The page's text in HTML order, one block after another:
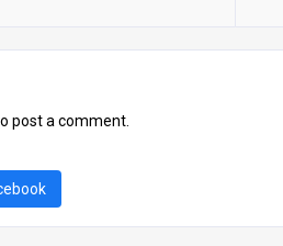
post a comment.